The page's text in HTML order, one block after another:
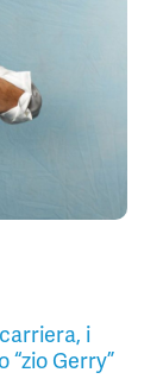
i
Gerry”